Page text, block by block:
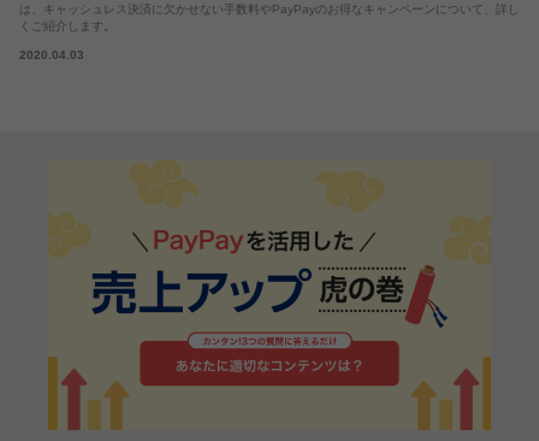
は、キャッシュレス決済に欠かせない手数料やPayPayのお得なキャンペーンについて、詳し
くご紹介します。
2020.04.03